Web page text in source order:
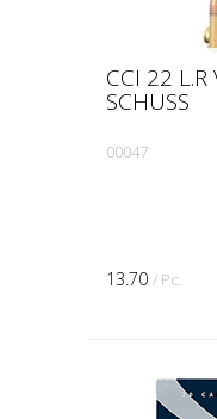
CCI 22 L.R
SCHUSS
00047
13.70 / Pc.